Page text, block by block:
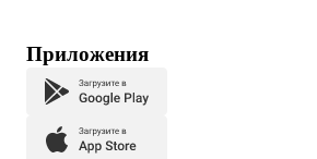
Приложения